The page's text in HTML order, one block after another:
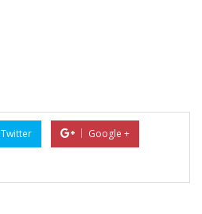
Twitter
Google +